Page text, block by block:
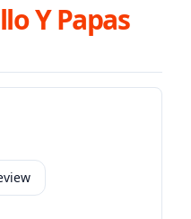
Y Papas